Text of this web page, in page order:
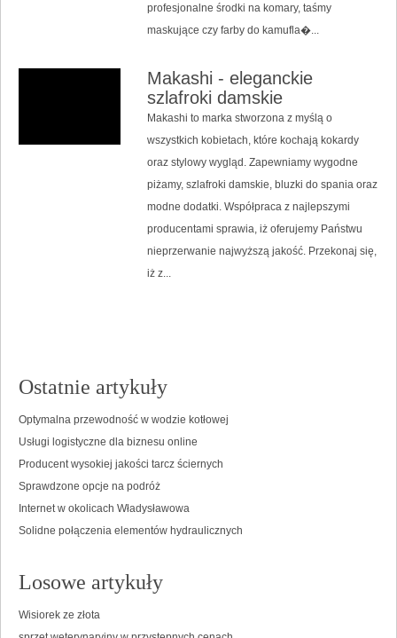
profesjonalne środki na komary, taśmy
maskujące czy farby do kamufla�...
Makashi - eleganckie
szlafroki damskie
Makashi to marka stworzona z myślą o
wszystkich kobietach, które kochają kokardy
oraz stylowy wygląd. Zapewniamy wygodne
piżamy, szlafroki damskie, bluzki do spania oraz
modne dodatki. Współpraca z najlepszymi
producentami sprawia, iż oferujemy Państwu
nieprzerwanie najwyższą jakość. Przekonaj się,
iż z...
Ostatnie artykuły
Optymalna przewodność w wodzie kotłowej
Usługi logistyczne dla biznesu online
Producent wysokiej jakości tarcz ściernych
Sprawdzone opcje na podróż
Internet w okolicach Władysławowa
Solidne połączenia elementów hydraulicznych
Losowe artykuły
Wisiorek ze złota